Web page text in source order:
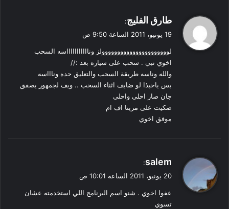
ي
ق
ل
طارق الفليج:
19 يونيو، 2011 الساعة 9:50 ص
لوووووووووووووووووووووولز وناااااااااااسه السحب
اخوي نبي . سحب على سياره بعد ://
والله وناسه طريقة السحب والتعليق حده وناااسه
بس ياحبذا لو ضايف اثناء السحب .. ويف لجمهور يصفق
جان صار احلى واحلى
صكيت على مرينا اف ام
موفق اخوي
ي
ق
ل
salem
:
20 يونيو، 2011 الساعة 10:01 ص
عفوا اخوي . شنو اسم البرنامج اللي استخدمته عشان
تسوي